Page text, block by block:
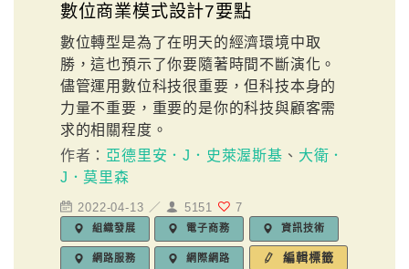
數位商業模式設計7要點
數位轉型是為了在明天的經濟環境中取
勝，這也預示了你要隨著時間不斷演化。
儘管運用數位科技很重要，但科技本身的
力量不重要，重要的是你的科技與顧客需
求的相關程度。
作者： 亞德里安．J．史萊渥斯基 、 大衛．
J．莫里森
2022-04-13 ／ 5151 7
組織發展 電子商務 資訊技術
網路服務 網際網路 編輯標籤